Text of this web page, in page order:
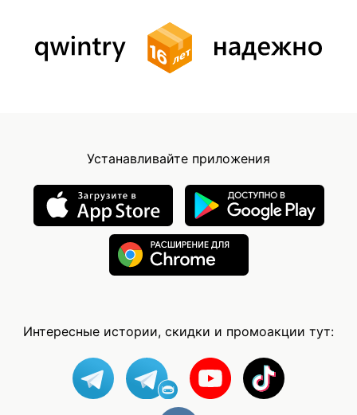
Устанавливайте приложения
Интересные истории, скидки и промоакции тут: